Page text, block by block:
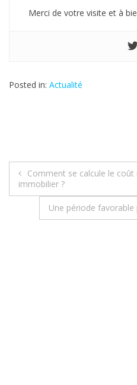
Merci de votre visite et à
Posted in: Actualité
N
Comment se calcule le coût
immobilier ?
Une période